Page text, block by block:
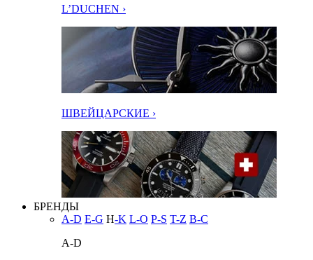
L’DUCHEN ›
ШВЕЙЦАРСКИЕ ›
БРЕНДЫ
A-D E-G H-K L-O P-S T-Z В-С
A-D